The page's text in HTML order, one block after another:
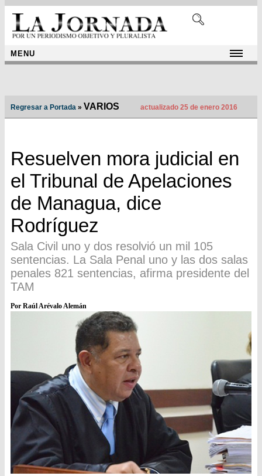
MENU
Regresar a Portada » VARIOS actualizado 25 de enero 2016
Resuelven mora judicial en
el Tribunal de Apelaciones
de Managua, dice
Rodríguez
Sala Civil uno y dos resolvió un mil 105
sentencias. La Sala Penal uno y las dos salas
penales 821 sentencias, afirma presidente del
TAM
Por Raúl Arévalo Alemán